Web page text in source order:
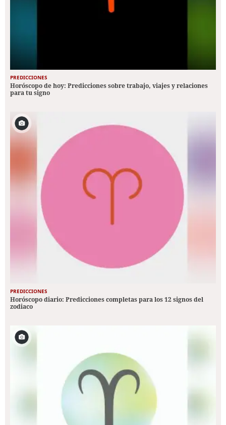
PREDICCIONES
Horóscopo de hoy: Predicciones sobre trabajo, viajes y relaciones
para tu signo
PREDICCIONES
Horóscopo diario: Predicciones completas para los 12 signos del
zodiaco